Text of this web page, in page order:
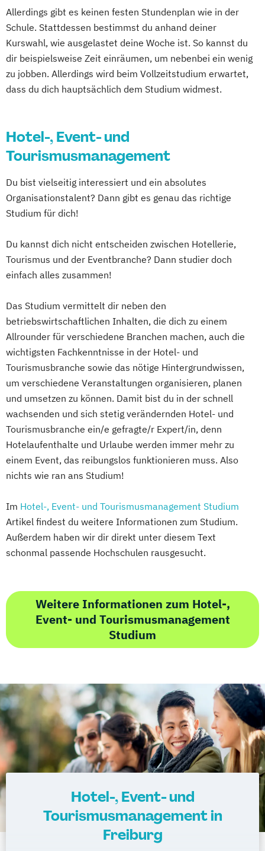
Allerdings gibt es keinen festen Stundenplan wie in der
Schule. Stattdessen bestimmst du anhand deiner
Kurswahl, wie ausgelastet deine Woche ist. So kannst du
dir beispielsweise Zeit einräumen, um nebenbei ein wenig
zu jobben. Allerdings wird beim Vollzeitstudium erwartet,
dass du dich hauptsächlich dem Studium widmest.
Hotel-, Event- und
Tourismusmanagement
Du bist vielseitig interessiert und ein absolutes
Organisationstalent? Dann gibt es genau das richtige
Studium für dich!
Du kannst dich nicht entscheiden zwischen Hotellerie,
Tourismus und der Eventbranche? Dann studier doch
einfach alles zusammen!
Das Studium vermittelt dir neben den
betriebswirtschaftlichen Inhalten, die dich zu einem
Allrounder für verschiedene Branchen machen, auch die
wichtigsten Fachkenntnisse in der Hotel- und
Tourismusbranche sowie das nötige Hintergrundwissen,
um verschiedene Veranstaltungen organisieren, planen
und umsetzen zu können. Damit bist du in der schnell
wachsenden und sich stetig verändernden Hotel- und
Tourismusbranche ein/e gefragte/r Expert/in, denn
Hotelaufenthalte und Urlaube werden immer mehr zu
einem Event, das reibungslos funktionieren muss. Also
nichts wie ran ans Studium!
Im Hotel-, Event- und Tourismusmanagement Studium
Artikel findest du weitere Informationen zum Studium.
Außerdem haben wir dir direkt unter diesem Text
schonmal passende Hochschulen rausgesucht.
Weitere Informationen zum Hotel-,
Event- und Tourismusmanagement
Studium
Hotel-, Event- und
Tourismusmanagement in
Freiburg